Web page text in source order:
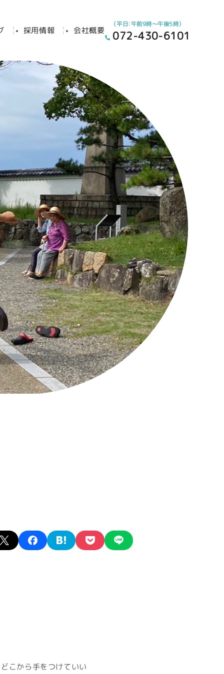
採用情報 会社概要
（平日：午前9時～午後5時）
072-430-6101
X facebookhatena pocket
こから手をつけていい